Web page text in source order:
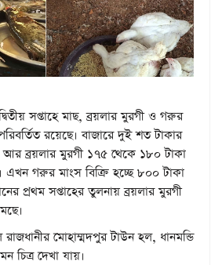
সপ্তাহে মাছ, ব্রয়লার মুরগী ও গরুর
রয়েছে। বাজারে দুই শত টাকার
আর ব্রয়লার মুরগী ১৭৫ থেকে ১৮০ টাকা
এখন গরুর মাংস বিক্রি হচ্ছে ৮০০ টাকা
প্রথম সপ্তাহের তুলনায় ব্রয়লার মুরগী
মোহাম্মদপুর টাউন হল, ধানমন্ডি
চিত্র দেখা যায়।